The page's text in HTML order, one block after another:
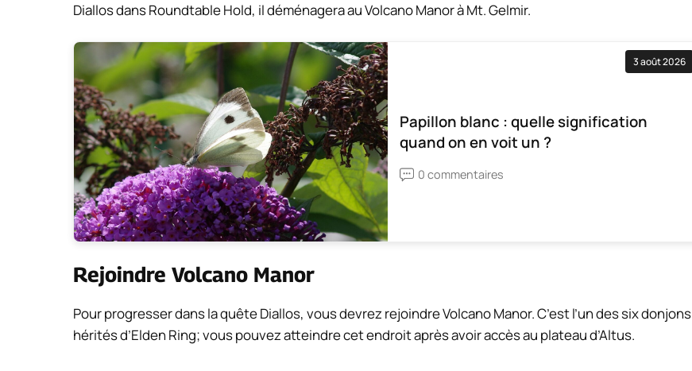
Diallos dans Roundtable Hold, il déménagera au Volcano Manor à Mt. Gelmir.
3 août 2026
Papillon blanc : quelle signification
quand on en voit un ?
0 commentaires
Rejoindre Volcano Manor
Pour progresser dans la quête Diallos, vous devrez rejoindre Volcano Manor. C’est l’un des six donjons
hérités d’Elden Ring; vous pouvez atteindre cet endroit après avoir accès au plateau d’Altus.